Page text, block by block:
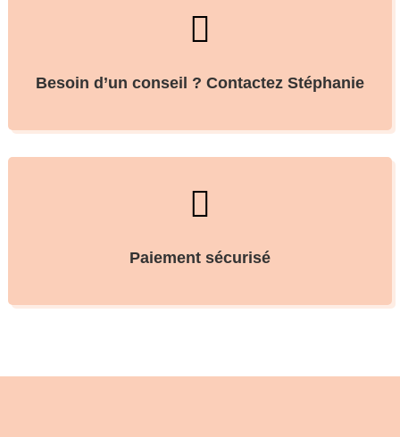

Besoin d’un conseil ? Contactez Stéphanie

Paiement sécurisé